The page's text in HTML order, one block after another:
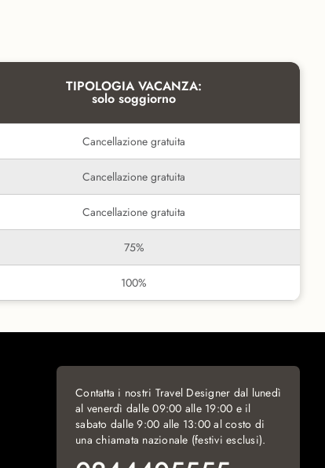
TIPOLOGIA VACANZA:
solo soggiorno
Cancellazione gratuita
Cancellazione gratuita
Cancellazione gratuita
75%
100%
Contatta i nostri Travel Designer dal lunedì
al venerdì dalle 09:00 alle 19:00 e il
sabato dalle 9:00 alle 13:00 al costo di
una chiamata nazionale (festivi esclusi).